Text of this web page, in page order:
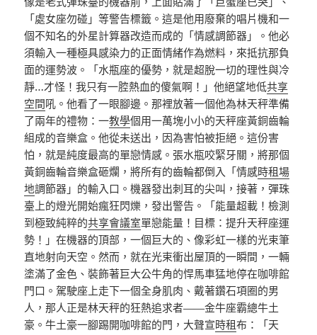
「處女座勿碰」等警告標籤。這是他用廢棄的唱片機和一
個不知名的外星計算器改造而成的「情感調節器」。他必
須輸入一種極具感染力的正面情緒作為燃料，來抵抗那負
面的運勢波。「水瓶座的優勢，就是超脫一切的理性與冷
靜…才怪！我只有一腔熱血的傻氣啊！」他絕望地低共享
空間吼。他看了一眼腳邊。那裡放著一個他為林天秤準備
了兩年的禮物：一教學個用一萬塊小小的天秤座黃銅齒輪
組成的音樂盒。他從未送出，因為害怕被拒絕。這份害
怕，就是純度最高的單戀情感。張水瓶咬緊牙關，將那個
黃銅齒輪音樂盒砸爛，將所有的齒輪都倒入「情感時租場
地調節器」的輸入口。機器發出刺耳的尖叫，接著，彈珠
臺上的燈光開始瘋狂閃爍，發出警告。「能量超載！檢測
到極致純粹的共享會議室單戀能量！目標：提升天秤座運
勢！」在機器的頂部，一個巨大的、像彩虹一樣的光束筆
直地射向天空。然而，就在光束衝出屋頂的一瞬間，一輛
塗滿了金色、裝飾著巨大公牛角的悍馬車猛地停在咖啡館
門口。駕駛座上走下一個全身肌肉、戴著鑽石項圈的男
人，那人正是林天秤的狂熱追求者——金牛座霸總牛土
豪。牛土豪一腳踢開咖啡館的門，大聲宣時租布：「天